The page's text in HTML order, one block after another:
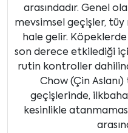
arasındadır. Genel
mevsimsel geçişler,
hale gelir. Köpeklerde
son derece etkilediği
rutin kontroller
Chow (Çin
geçişlerinde,
kesinlikle